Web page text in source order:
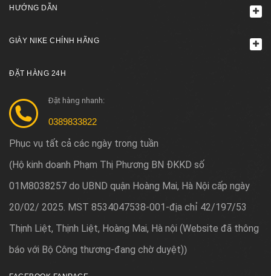
HƯỚNG DẪN
GIÀY NIKE CHÍNH HÃNG
ĐẶT HÀNG 24H
Đặt hàng nhanh:
0389833822
Phục vụ tất cả các ngày trong tuần
(Hộ kinh doanh Phạm Thị Phương BN ĐKKD số
01M8038257 do UBND quận Hoàng Mai, Hà Nội cấp ngày
20/02/ 2025. MST 8534047538-001-địa chỉ 42/197/53
Thịnh Liệt, Thịnh Liệt, Hoàng Mai, Hà nội (Website đã thông
báo với Bộ Công thương-đang chờ duyệt))